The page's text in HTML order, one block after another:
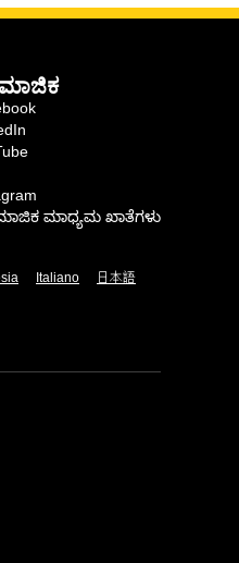
ಮಾಧ್ಯಮ ಖಾತೆಗಳು
Italiano 日本語